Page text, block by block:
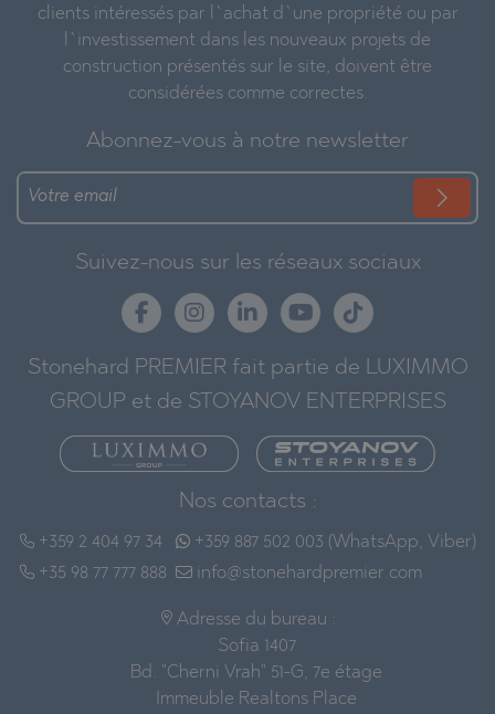
clients intéressés par l`achat d`une propriété ou par
l`investissement dans les nouveaux projets de
construction présentés sur le site, doivent être
considérées comme correctes.
Abonnez-vous à notre newsletter
Suivez-nous sur les réseaux sociaux
Stonehard PREMIER fait partie de LUXIMMO
GROUP et de STOYANOV ENTERPRISES
Nos contacts :
+359 2 404 97 34
+35 98 77 777 888
+359 887 502 003 (WhatsApp, Viber)
info@stonehardpremier.com
Adresse du bureau :
Sofia 1407
Bd. "Cherni Vrah" 51-G, 7e étage
Immeuble Realtons Place